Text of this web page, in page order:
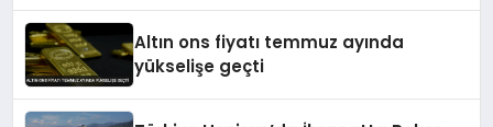
Altın ons fiyatı temmuz ayında
yükselişe geçti